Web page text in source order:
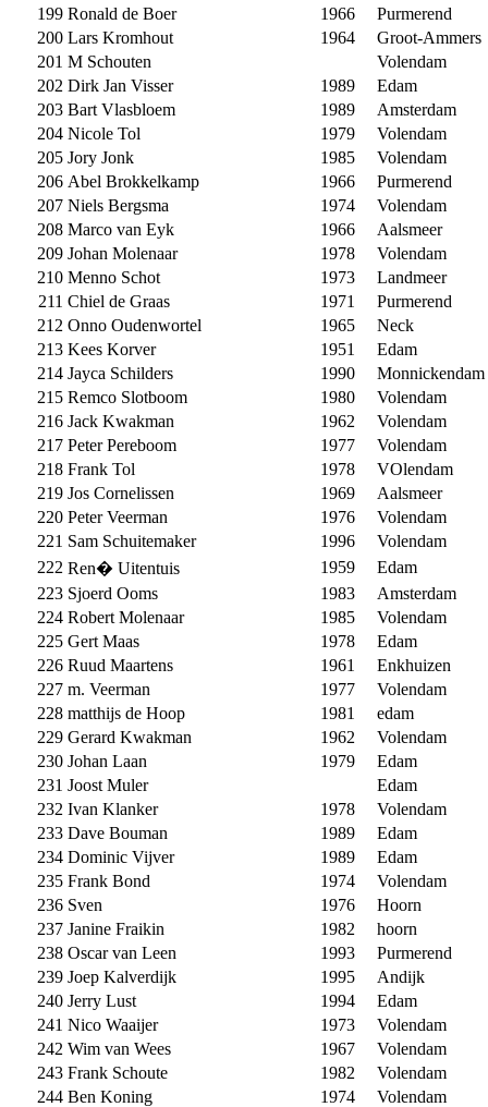
199 Ronald de Boer 1966
Purmerend
200 Lars Kromhout 1964
Groot-Ammers
201 M Schouten
Volendam
202 Dirk Jan Visser 1989
Edam
203 Bart Vlasbloem 1989
Amsterdam
204 Nicole Tol 1979
Volendam
205 Jory Jonk 1985
Volendam
206 Abel Brokkelkamp 1966
Purmerend
207 Niels Bergsma 1974
Volendam
208 Marco van Eyk 1966
Aalsmeer
209 Johan Molenaar 1978
Volendam
210 Menno Schot 1973
Landmeer
211 Chiel de Graas 1971
Purmerend
212 Onno Oudenwortel 1965
Neck
213 Kees Korver 1951
Edam
214 Jayca Schilders 1990
Monnickendam
215 Remco Slotboom 1980
Volendam
216 Jack Kwakman 1962
Volendam
217 Peter Pereboom 1977
Volendam
218 Frank Tol 1978
VOlendam
219 Jos Cornelissen 1969
Aalsmeer
220 Peter Veerman 1976
Volendam
221 Sam Schuitemaker 1996
Volendam
222 Ren� Uitentuis 1959
Edam
223 Sjoerd Ooms 1983
Amsterdam
224 Robert Molenaar 1985
Volendam
225 Gert Maas 1978
Edam
226 Ruud Maartens 1961
Enkhuizen
227 m. Veerman 1977
Volendam
228 matthijs de Hoop 1981
edam
229 Gerard Kwakman 1962
Volendam
230 Johan Laan 1979
Edam
231 Joost Muler
Edam
232 Ivan Klanker 1978
Volendam
233 Dave Bouman 1989
Edam
234 Dominic Vijver 1989
Edam
235 Frank Bond 1974
Volendam
236 Sven 1976
Hoorn
237 Janine Fraikin 1982
hoorn
238 Oscar van Leen 1993
Purmerend
239 Joep Kalverdijk 1995
Andijk
240 Jerry Lust 1994
Edam
241 Nico Waaijer 1973
Volendam
242 Wim van Wees 1967
Volendam
243 Frank Schoute 1982
Volendam
244 Ben Koning 1974
Volendam